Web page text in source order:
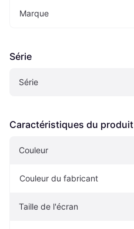
Marque
Série
Série
Caractéristiques du produit
Couleur
Couleur du fabricant
Taille de l'écran